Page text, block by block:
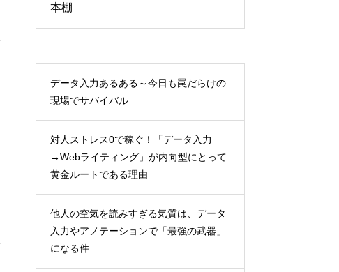
本棚
データ入力あるある～今日も罠だらけの
現場でサバイバル
対人ストレス0で稼ぐ！「データ入力
→Webライティング」が内向型にとって
黄金ルートである理由
他人の空気を読みすぎる気質は、データ
入力やアノテーションで「最強の武器」
になる件